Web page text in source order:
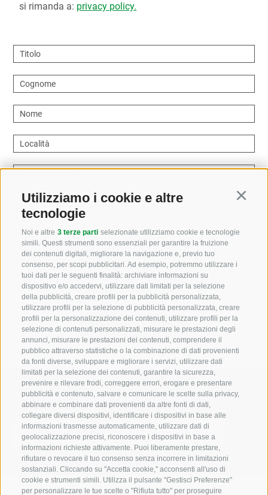
Utilizziamo i cookie e altre
tecnologie
Noi e altre 3 terze parti selezionate utilizziamo cookie e tecnologie
simili. Questi strumenti sono essenziali per garantire la fruizione
dei contenuti digitali, migliorare la navigazione e, previo tuo
consenso, per scopi pubblicitari. Ad esempio, potremmo utilizzare i
tuoi dati per le seguenti finalità: archiviare informazioni su
dispositivo e/o accedervi, utilizzare dati limitati per la selezione
della pubblicità, creare profili per la pubblicità personalizzata,
utilizzare profili per la selezione di pubblicità personalizzata, creare
profili per la personalizzazione dei contenuti, utilizzare profili per la
selezione di contenuti personalizzati, misurare le prestazioni degli
annunci, misurare le prestazioni dei contenuti, comprendere il
pubblico attraverso statistiche o la combinazione di dati provenienti
da fonti diverse, sviluppare e migliorare i servizi, utilizzare dati
limitati per la selezione dei contenuti, garantire la sicurezza,
prevenire e rilevare frodi, correggere errori, erogare e presentare
pubblicità e contenuto, salvare e comunicare le scelte sulla privacy,
abbinare e combinare dati provenienti da altre fonti di dati,
collegare diversi dispositivi, identificare i dispositivi in base alle
informazioni trasmesse automaticamente, utilizzare dati di
geolocalizzazione precisi, riconoscere i dispositivi in base a
informazioni richieste attivamente. Puoi liberamente prestare,
rifiutare o revocare il tuo consenso senza incorrere in limitazioni
sostanziali. Cliccando su "Accetta cookie," acconsenti all'uso di
cookie e strumenti simili. Utilizza il pulsante "Gestisci Preferenze"
per personalizzare le tue scelte o "Rifiuta tutto" per proseguire
si rimanda a: privacy policy.
Titolo
Cognome
Nome
Località
Come possiamo aiutarvi?
Letto e compreso laprivacy policy, autorizzo il Titolare
al trattamento dei dati personali
Cerca nel sito